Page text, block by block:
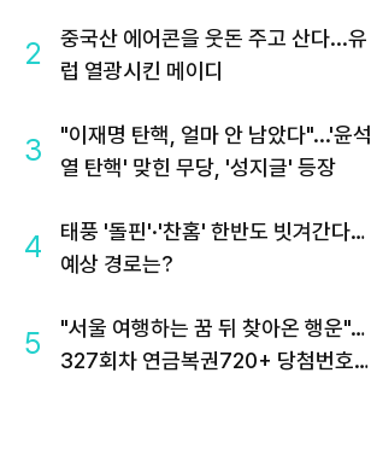
2
중국산 에어콘을 웃돈 주고 산다...유
럽 열광시킨 메이디
3
"이재명 탄핵, 얼마 안 남았다"...'윤석
열 탄핵' 맞힌 무당, '성지글' 등장
4
태풍 '돌핀'·'찬홈' 한반도 빗겨간다…
예상 경로는?
5
"서울 여행하는 꿈 뒤 찾아온 행운"…
327회차 연금복권720+ 당첨번호조